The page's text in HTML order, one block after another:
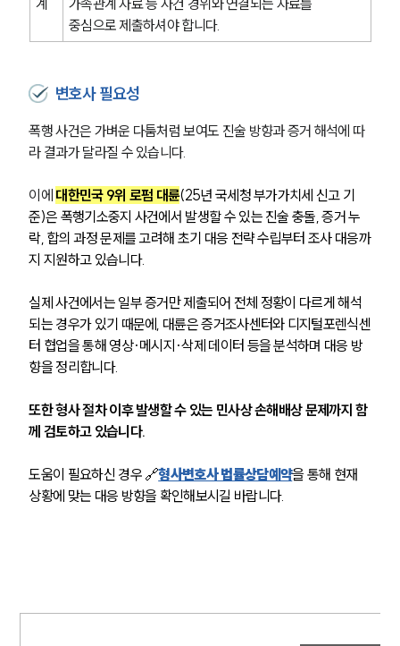
중심으로 제출하셔야 합니다.
변호사 필요성
폭행 사건은 가벼운 다툼처럼 보여도 진술 방향과 증거 해석에 따
라 결과가 달라질 수 있습니다.
이에 대한민국 9위 로펌 대륜(25년 국세청 부가가치세 신고 기
준)은 폭행기소중지 사건에서 발생할 수 있는 진술 충돌, 증거 누
락, 합의 과정 문제를 고려해 초기 대응 전략 수립부터 조사 대응까
지 지원하고 있습니다.
실제 사건에서는 일부 증거만 제출되어 전체 정황이 다르게 해석
되는 경우가 있기 때문에, 대륜은 증거조사센터와 디지털포렌식센
터 협업을 통해 영상·메시지·삭제 데이터 등을 분석하며 대응 방
향을 정리합니다.
또한 형사 절차 이후 발생할 수 있는 민사상 손해배상 문제까지 함
께 검토하고 있습니다.
도움이 필요하신 경우 🔗형사변호사 법률상담예약을 통해 현재
상황에 맞는 대응 방향을 확인해보시길 바랍니다.